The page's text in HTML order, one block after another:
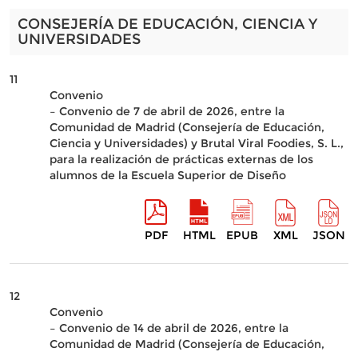
CONSEJERÍA DE EDUCACIÓN, CIENCIA Y
UNIVERSIDADES
11
Convenio
– Convenio de 7 de abril de 2026, entre la
Comunidad de Madrid (Consejería de Educación,
Ciencia y Universidades) y Brutal Viral Foodies, S. L.,
para la realización de prácticas externas de los
alumnos de la Escuela Superior de Diseño
PDF HTML EPUB XML JSON
12
Convenio
– Convenio de 14 de abril de 2026, entre la
Comunidad de Madrid (Consejería de Educación,